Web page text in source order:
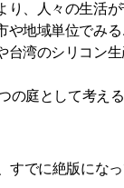
り、人々の生活
や地域単位でみ
台湾のシリコン
の庭として考え
すでに絶版にな